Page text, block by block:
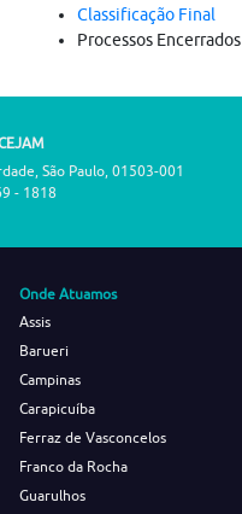
Classificação Final
Processos Encerrados
São Paulo, 01503-001
- 1818
Onde Atuamos
Assis
Barueri
Campinas
Carapicuíba
Ferraz de Vasconcelos
Franco da Rocha
Guarulhos